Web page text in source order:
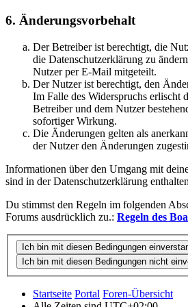
6. Änderungsvorbehalt
Der Betreiber ist berechtigt, die
die Datenschutzerklärung zu
Nutzer per E-Mail mitgeteilt.
Der Nutzer ist berechtigt, den
Im Falle des Widerspruchs erlischt
Betreiber und dem Nutzer
sofortiger Wirkung.
Die Änderungen gelten als
der Nutzer den Änderungen
Informationen über den Umgang mit
sind in der Datenschutzerklärung
Du stimmst den Regeln im folgenden
Forums ausdrücklich zu.: Regeln des
Startseite Portal Foren-Übersicht